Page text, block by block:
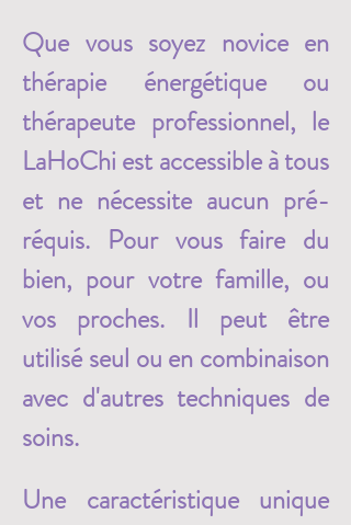
Que vous soyez novice en
thérapie énergétique ou
thérapeute professionnel, le
LaHoChi est accessible à tous
et ne nécessite aucun pré-
réquis. Pour vous faire du
bien, pour votre famille, ou
vos proches. Il peut être
utilisé seul ou en combinaison
avec d'autres techniques de
soins.
Une caractéristique unique